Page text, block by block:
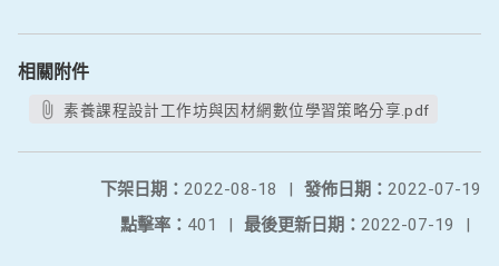
相關附件
素養課程設計工作坊與因材網數位學習策略分享.pdf
發佈日期： 2022-07-19
下架日期： 2022-08-18
|
最後更新日期： 2022-07-19 |
點擊率： 401 |